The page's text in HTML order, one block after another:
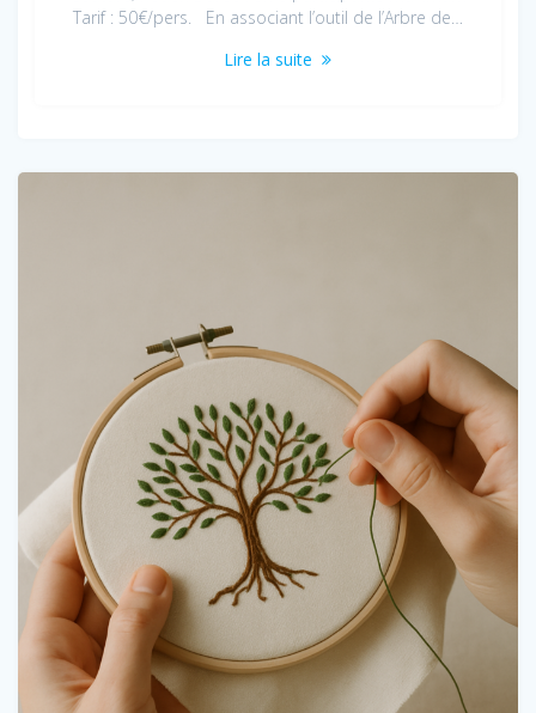
Tarif : 50€/pers. En associant l’outil de l’Arbre de…
Lire la suite